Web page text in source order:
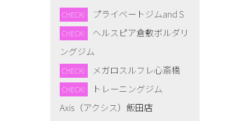
CHECK! プライベートジムand S
CHECK!
ヘルスピア倉敷ボルダリ
ングジム
CHECK! メガロスルフレ心斎橋
CHECK!
トレーニングジム
Axis（アクシス）飯田店